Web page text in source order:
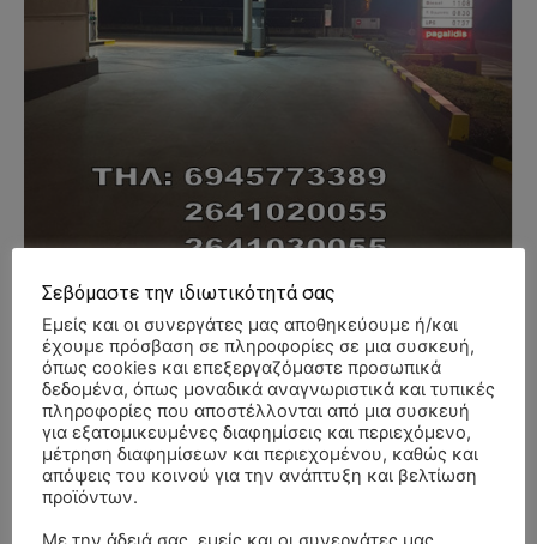
- Advertisment -
Σεβόμαστε την ιδιωτικότητά σας
Εμείς και οι συνεργάτες μας αποθηκεύουμε ή/και
έχουμε πρόσβαση σε πληροφορίες σε μια συσκευή,
όπως cookies και επεξεργαζόμαστε προσωπικά
δεδομένα, όπως μοναδικά αναγνωριστικά και τυπικές
πληροφορίες που αποστέλλονται από μια συσκευή
για εξατομικευμένες διαφημίσεις και περιεχόμενο,
μέτρηση διαφημίσεων και περιεχομένου, καθώς και
απόψεις του κοινού για την ανάπτυξη και βελτίωση
προϊόντων.